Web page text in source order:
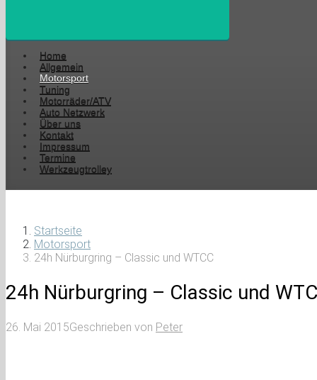
Home
Allgemein
Motorsport
Tuning
Motorräder/ATV
Auto Netzwerk
Über uns
Kontakt
Impressum
Termine
Werkzeugtrolley
Startseite
Motorsport
24h Nürburgring – Classic und WTCC
24h Nürburgring – Classic und
26. Mai 2015Geschrieben von Peter